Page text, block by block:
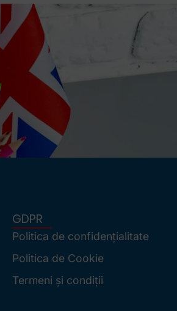
GDPR
Politica de confidențialitate
Politica de Cookie
Termeni și condiții